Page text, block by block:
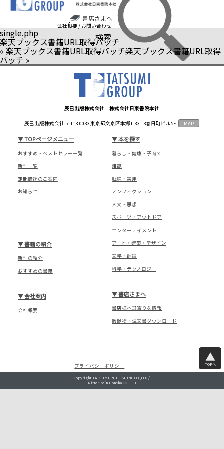
書店さまへ
会社概要 / お問い合わせ
検索
single.php
楽天ブックス書籍URL取得バッチ
« 楽天ブックス書籍URL取得バッチ楽天ブックス書籍URL取得
バッチ »
辰巳出版株式会社 株式会社日東書院本社
辰巳出版株式会社 〒113-0033 東京都文京区本郷1-33-13春日町ビル5F MAP
▼TOPページメニュー
おすすめ・ベストセラー一覧
新刊一覧
定期購読のご案内
お知らせ
▼本を探す
暮らし・健康・子育て
雑誌
趣味・実用
ノンフィクション
人文・思想
スポーツ・アウトドア
エンターテイメント
アート・建築・デザイン
文学・評論
科学・テクノロジー
▼書籍の紹介
新刊の紹介
おすすめの書籍
▼書店さまへ
書店様へ耳寄りな情報
販促物・注文書ダウンロード
▼会社案内
会社概要
プライバシーポリシー TOPへ
Copyright TATSUMI PUBLISHING CO.,LTD./
Nitto Shoin Honsha CO.,LTD